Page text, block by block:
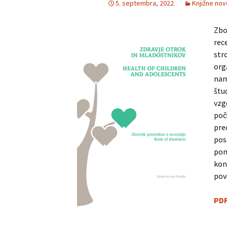
in Suicidology
Turizem
Zdravstvene vede
Chemistry
Managing Global
Transitions
The Art of Discrete and
Applied Mathematics
5. septembra, 2022 Knjižne